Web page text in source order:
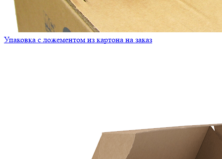
Упаковка с ложементом из картона на заказ